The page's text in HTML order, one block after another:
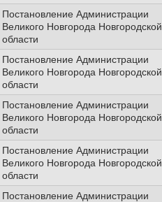
Постановление Администрации
Великого Новгорода Новгородской
области
Постановление Администрации
Великого Новгорода Новгородской
области
Постановление Администрации
Великого Новгорода Новгородской
области
Постановление Администрации
Великого Новгорода Новгородской
области
Постановление Администрации